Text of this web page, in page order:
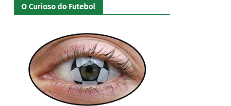
O Curioso do Futebol